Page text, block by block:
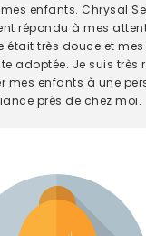
enfants. Chrysal
répondu à mes
était très douce et
adoptée. Je suis très
mes enfants à une
près de chez moi.